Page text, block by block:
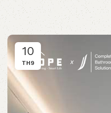
10
TH9